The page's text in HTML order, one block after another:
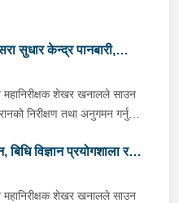
सुधार केन्द्र पानबारी,
महानिरीक्षक शेखर खनालले साउन
निरीक्षण तथा अनुगमन गर्नुको
सम्मानजनक र सहानुभूतिपूर्ण
पुनःस्थापनाको बातावरण
हुँदा सुधार केन्द्रमा रहेका
विज्ञान प्रयोगशाला र
महानिरीक्षक शेखर खनालले साउन